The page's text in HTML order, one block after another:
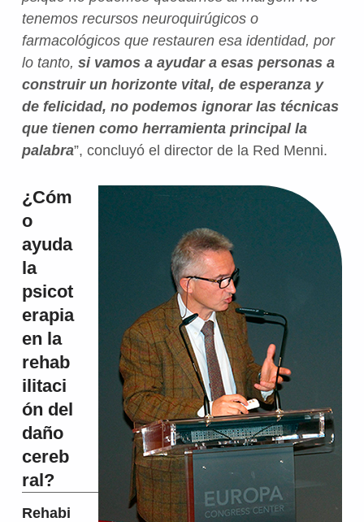
tenemos recursos neuroquirúgicos o
farmacológicos que restauren esa identidad, por
lo tanto, si vamos a ayudar a esas personas a
construir un horizonte vital, de esperanza y
de felicidad, no podemos ignorar las técnicas
que tienen como herramienta principal la
palabra”, concluyó el director de la Red Menni.
¿Cóm
o
ayuda
la
psicot
erapia
en la
rehab
ilitaci
ón del
daño
cereb
ral?
Rehabi